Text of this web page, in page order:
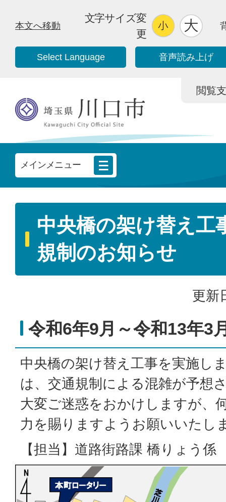
本文へ移動
文字サイズ変
更
Select Language 音声読み上げ
閲覧
メインメニュー
中央橋の架け替え工
規制のお知らせ
更新
令和6年9月～令和13年3
中央橋の架け替え工事を実施し
は、交通規制による混雑が予想
大変ご迷惑をおかけしますが、
力を賜りますようお願いいたし
【担当】道路街路課 橋りょう係